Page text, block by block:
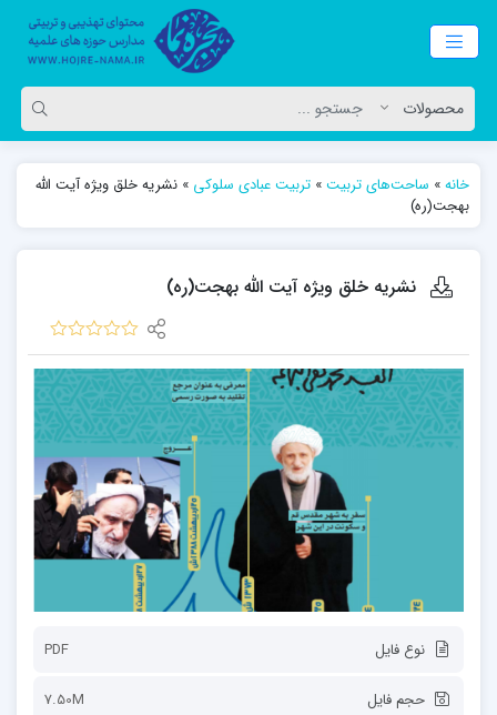
خانه» ساحت‌های تربیت» تربیت عبادی سلوکی » نشریه خلق ویژه آیت الله
بهجت(ره)
نشریه خلق ویژه آیت الله بهجت(ره)
نوع فایل PDF
حجم فایل 7.50M